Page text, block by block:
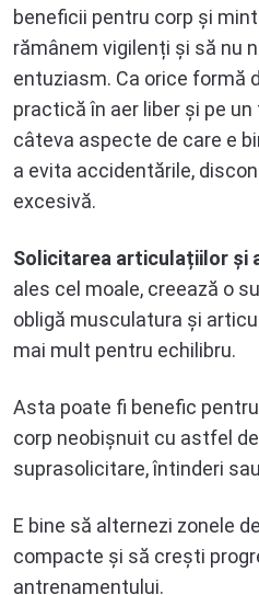
beneficii pentru corp și
rămânem vigilenți și să nu
entuziasm. Ca orice formă
practică în aer liber și pe
câteva aspecte de care e
a evita accidentările,
excesivă.
Solicitarea articulațiilor și
ales cel moale, creează o
obligă musculatura și
mai mult pentru echilibru.
Asta poate fi benefic
corp neobișnuit cu astfel
suprasolicitare, întinderi
E bine să alternezi zonele
compacte și să crești
antrenamentului.